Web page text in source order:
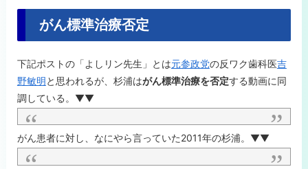
がん標準治療否定
下記ポストの「よしリン先生」とは元参政党の反ワク歯科医吉
野敏明と思われるが、杉浦はがん標準治療を否定する動画に同
調している。▼▼
がん患者に対し、なにやら言っていた2011年の杉浦。▼▼